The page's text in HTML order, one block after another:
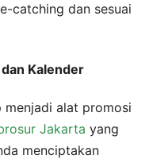
catching dan sesuai
Kalender
menjadi alat promosi
Jakarta yang
menciptakan